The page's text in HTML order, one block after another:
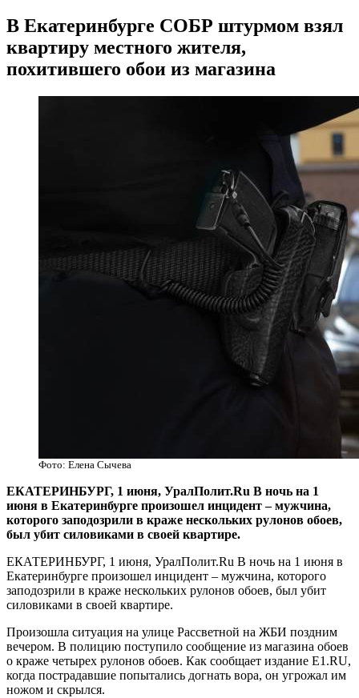
В Екатеринбурге СОБР штурмом взял
квартиру местного жителя,
похитившего обои из магазина
Фото: Елена Сычева
​ЕКАТЕРИНБУРГ, 1 июня, УралПолит.Ru В ночь на 1
июня в Екатеринбурге произошел инцидент – мужчина,
которого заподозрили в краже нескольких рулонов обоев,
был убит силовиками в своей квартире.
ЕКАТЕРИНБУРГ, 1 июня, УралПолит.Ru В ночь на 1 июня в
Екатеринбурге произошел инцидент – мужчина, которого
заподозрили в краже нескольких рулонов обоев, был убит
силовиками в своей квартире.
Произошла ситуация на улице Рассветной на ЖБИ поздним
вечером. В полицию поступило сообщение из магазина обоев
о краже четырех рулонов обоев. Как сообщает издание Е1.RU,
когда пострадавшие попытались догнать вора, он угрожал им
ножом и скрылся.